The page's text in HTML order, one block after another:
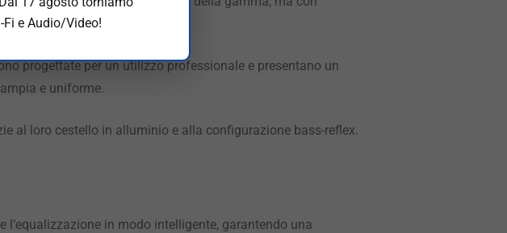
progettate per un utilizzo professionale e presentano un
e uniforme.
al loro cestello in alluminio e alla configurazione bass-reflex.
in modo intelligente, garantendo una
e Audio/Video!